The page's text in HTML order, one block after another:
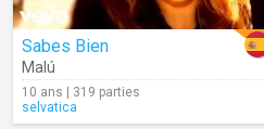
Sabes Bien
Malú
10 ans | 319 parties
selvatica